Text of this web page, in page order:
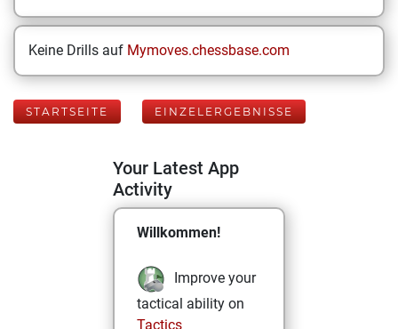
Keine Drills auf Mymoves.chessbase.com
STARTSEITE EINZELERGEBNISSE
Your Latest App
Activity
Willkommen!
Improve your
tactical ability on
Tactics